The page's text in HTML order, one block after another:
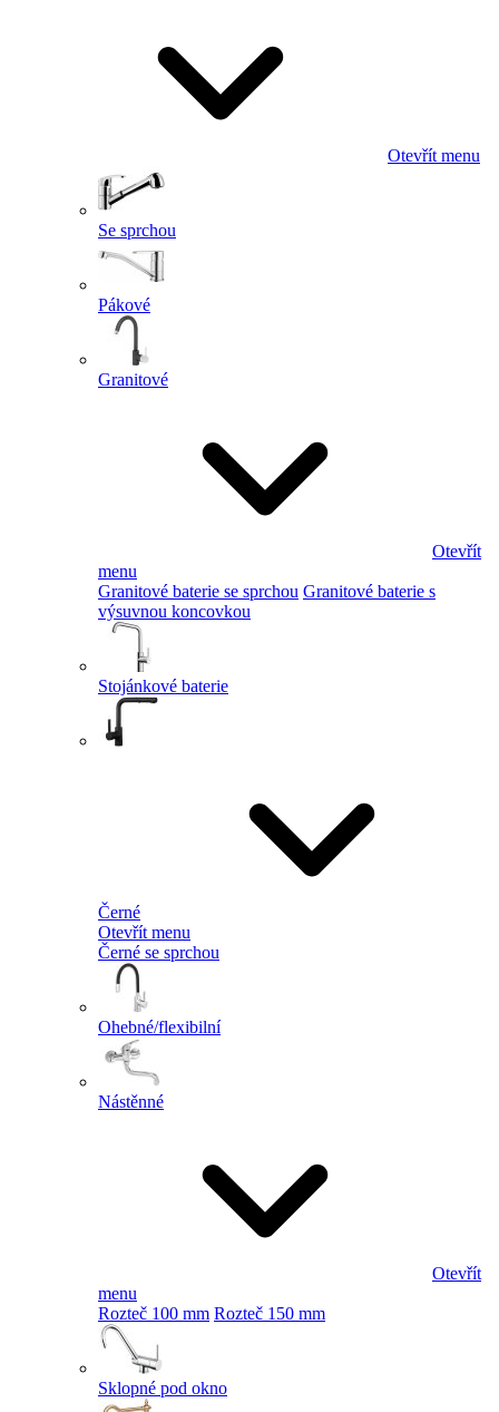
Otevřít menu
Se sprchou
Pákové
Granitové
Otevřít
menu
Granitové baterie se sprchou Granitové baterie s
výsuvnou koncovkou
Stojánkové baterie
Černé
Otevřít menu
Černé se sprchou
Ohebné/flexibilní
Nástěnné
Otevřít
menu
Rozteč 100 mm Rozteč 150 mm
Sklopné pod okno